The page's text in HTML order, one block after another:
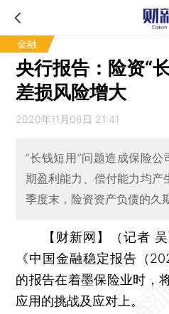
金融
央行报告：险资“
差损风险增大
2020年11月06日 21:41
“长钱短用”问题造成保险
期盈利能力、偿付能力均产
季度末，险资资产负债的久
【财新网】（记者 吴
《中国金融稳定报告（
的报告在着墨保险业时，
应用的挑战及应对上。